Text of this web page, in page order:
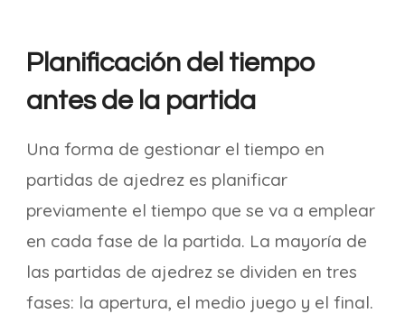
Planificación del tiempo
antes de la partida
Una forma de gestionar el tiempo en
partidas de ajedrez es planificar
previamente el tiempo que se va a emplear
en cada fase de la partida. La mayoría de
las partidas de ajedrez se dividen en tres
fases: la apertura, el medio juego y el final.